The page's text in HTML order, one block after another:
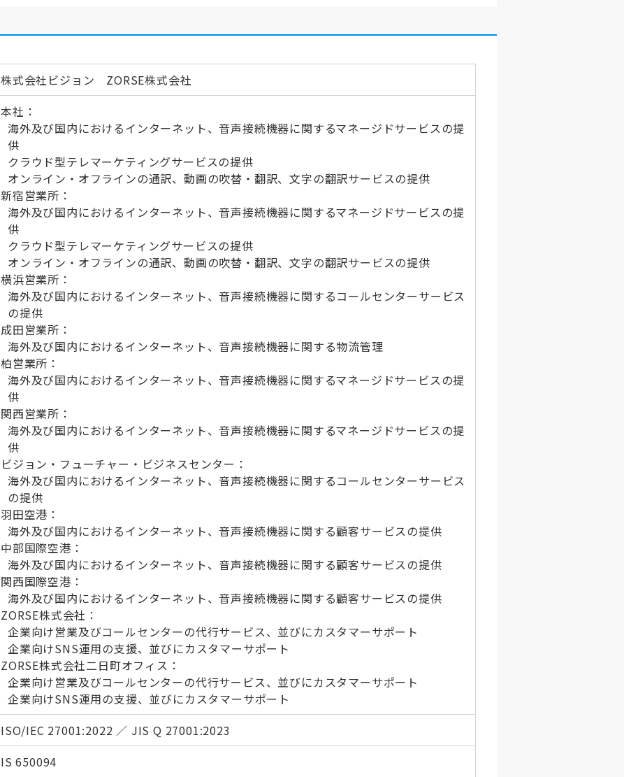
株式会社ビジョン ZORSE株式会社
本社：
海外及び国内におけるインターネット、音声接続機器に関するマネージドサービスの提
供
クラウド型テレマーケティングサービスの提供
オンライン・オフラインの通訳、動画の吹替・翻訳、文字の翻訳サービスの提供
新宿営業所：
海外及び国内におけるインターネット、音声接続機器に関するマネージドサービスの提
供
クラウド型テレマーケティングサービスの提供
オンライン・オフラインの通訳、動画の吹替・翻訳、文字の翻訳サービスの提供
横浜営業所：
海外及び国内におけるインターネット、音声接続機器に関するコールセンターサービス
の提供
成田営業所：
海外及び国内におけるインターネット、音声接続機器に関する物流管理
柏営業所：
海外及び国内におけるインターネット、音声接続機器に関するマネージドサービスの提
供
関西営業所：
海外及び国内におけるインターネット、音声接続機器に関するマネージドサービスの提
供
ビジョン・フューチャー・ビジネスセンター：
海外及び国内におけるインターネット、音声接続機器に関するコールセンターサービス
の提供
羽田空港：
海外及び国内におけるインターネット、音声接続機器に関する顧客サービスの提供
中部国際空港：
海外及び国内におけるインターネット、音声接続機器に関する顧客サービスの提供
関西国際空港：
海外及び国内におけるインターネット、音声接続機器に関する顧客サービスの提供
ZORSE株式会社：
企業向け営業及びコールセンターの代行サービス、並びにカスタマーサポート
企業向けSNS運用の支援、並びにカスタマーサポート
ZORSE株式会社二日町オフィス：
企業向け営業及びコールセンターの代行サービス、並びにカスタマーサポート
企業向けSNS運用の支援、並びにカスタマーサポート
ISO/IEC 27001:2022 ／ JIS Q 27001:2023
IS 650094